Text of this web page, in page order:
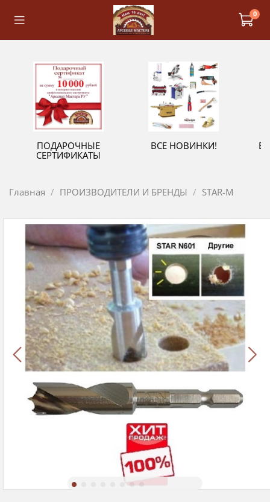
0
ПОДАРОЧНЫЕ
СЕРТИФИКАТЫ
ВСЕ НОВИНКИ!
Главная ПРОИЗВОДИТЕЛИ И БРЕНДЫ STAR-M